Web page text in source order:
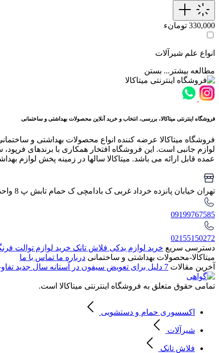
330,000 تومانء
انواع علم شیرآلات
مطالعه بیشتر... بستن
فروشگاه اینترنتی میتاکالا، بررسی، انتخاب و خرید آنلاین محصولات بهداشتی و ساختمانی
فروشگاه میتاکالا عرضه کننده انواع محصولات بهداشتی و
لوازم جانبی است. این فروشگاه افتخار همکاری با برندهای
عمده قابل ارائه می باشد. میتاکالا سالها در زمینه پخش لوازم
تهران خیابان پانزده خرداد غربی ک بادامچی ک حمام تابش پ 8 واحد 6
09199767585
02155150272
دسترسی سریع خرید لوازم یدکی فلاش تانک خرید لوازم توالت
میتاکالا-محصولات بهداشتی و ساختمانی درباره ما تماس با ما
آخرین مقالات 7 دلیل برای تعویض سیفون در آستانه سال جدید
تمامی حقوق متعلق به فروشگاه اینترنتی میتاکالا است.
اکسسوری حمام و دستشویی
شیرآلات
فلاش تانک